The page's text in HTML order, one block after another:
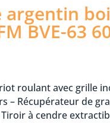
argentin
BVE-63
roulant avec grille
– Récupérateur de
à cendre